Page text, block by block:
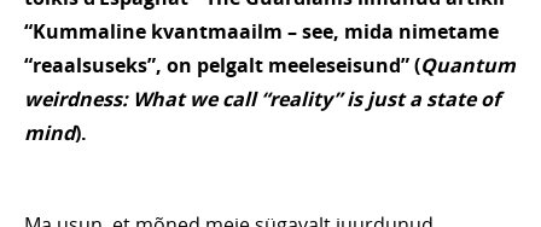
“Kummaline kvantmaailm – see, mida nimetame
“reaalsuseks”, on pelgalt meeleseisund” (Quantum
weirdness: What we call “reality” is just a state of
mind).